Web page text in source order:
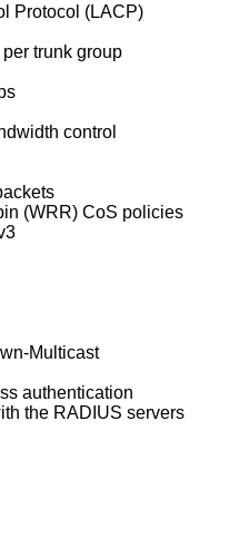
Protocol (LACP)
trunk group
control
(WRR) CoS policies
Multicast
authentication
the RADIUS servers